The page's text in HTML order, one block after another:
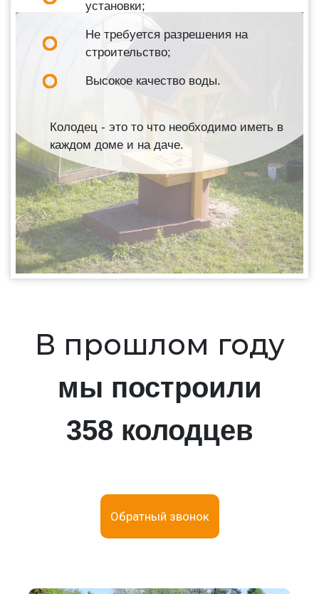
установки;
Не требуется разрешения на
строительство;
Высокое качество воды.
Колодец - это то что необходимо иметь в
каждом доме и на даче.
В прошлом году
мы построили
358 колодцев
Обратный звонок